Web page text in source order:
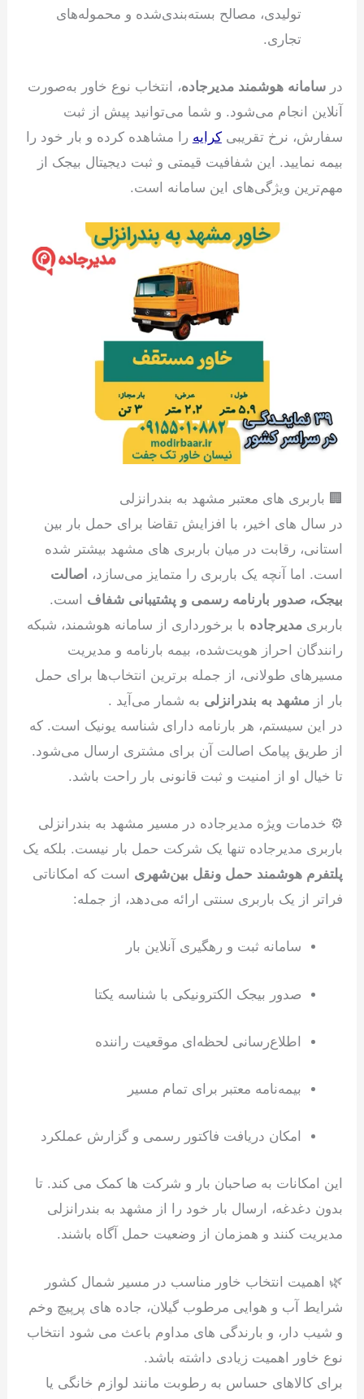
تولیدی، مصالح بسته‌بندی‌شده و محموله‌های
تجاری.
درسامانه هوشمند مدیرجاده، انتخاب نوع خاور به‌صورت
آنلاین انجام می‌شود. و شما می‌توانید پیش از ثبت
سفارش، نرخ تقریبیکرایه را مشاهده کرده و بار خود را
بیمه نمایید. این شفافیت قیمتی و ثبت دیجیتال بیجک از
مهم‌ترین ویژگی‌های این سامانه است.
🏢 باربری های معتبر مشهد به بندرانزلی
در سال های اخیر، با افزایش تقاضا برای حمل بار بین
استانی، رقابت در میان باربری های مشهد بیشتر شده
است. اما آنچه یک باربری را متمایز می‌سازد، اصالت
بیجک، صدور بارنامه رسمی و پشتیبانی شفاف است.
باربریمدیرجاده با برخورداری از سامانه هوشمند، شبکه
رانندگان احراز هویت‌شده، بیمه بارنامه و مدیریت
مسیرهای طولانی، از جمله برترین انتخاب‌ها برای حمل
بار ازمشهد به بندرانزلی به شمار می‌آید .
در این سیستم، هر بارنامه دارای شناسه یونیک است. که
از طریق پیامک اصالت آن برای مشتری ارسال می‌شود.
تا خیال او از امنیت و ثبت قانونی بار راحت باشد.
⚙️ خدمات ویژه مدیرجاده در مسیر مشهد به بندرانزلی
باربری مدیرجاده تنها یک شرکت حمل بار نیست. بلکه یک
پلتفرم هوشمند حمل ونقل بین‌شهری است که امکاناتی
فراتر از یک باربری سنتی ارائه می‌دهد، از جمله:
سامانه ثبت و رهگیری آنلاین بار
صدور بیجک الکترونیکی با شناسه یکتا
اطلاع‌رسانی لحظه‌ای موقعیت راننده
بیمه‌نامه معتبر برای تمام مسیر
امکان دریافت فاکتور رسمی و گزارش عملکرد
این امکانات به صاحبان بار و شرکت ها کمک می کند. تا
بدون دغدغه، ارسال بار خود را از مشهد به بندرانزلی
مدیریت کنند و همزمان از وضعیت حمل آگاه باشند.
🌿 اهمیت انتخاب خاور مناسب در مسیر شمال کشور
شرایط آب و هوایی مرطوب گیلان، جاده های پرپیچ وخم
و شیب دار، و بارندگی های مداوم باعث می شود انتخاب
نوع خاور اهمیت زیادی داشته باشد.
برای کالاهای حساس به رطوبت مانند لوازم خانگی یا